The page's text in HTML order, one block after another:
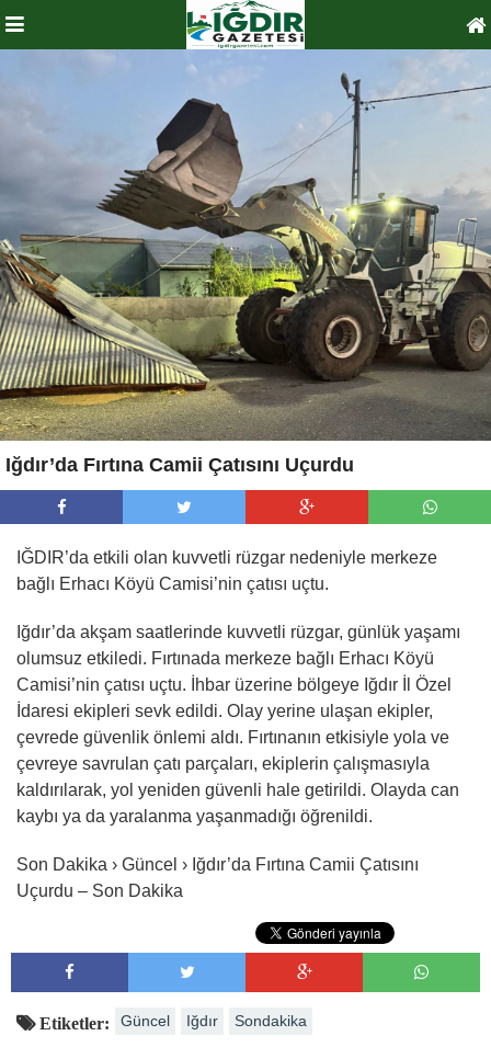
Iğdır’da Fırtına Camii Çatısını Uçurdu
IĞDIR’da etkili olan kuvvetli rüzgar nedeniyle merkeze
bağlı Erhacı Köyü Camisi’nin çatısı uçtu.
Iğdır’da akşam saatlerinde kuvvetli rüzgar, günlük yaşamı
olumsuz etkiledi. Fırtınada merkeze bağlı Erhacı Köyü
Camisi’nin çatısı uçtu. İhbar üzerine bölgeye Iğdır İl Özel
İdaresi ekipleri sevk edildi. Olay yerine ulaşan ekipler,
çevrede güvenlik önlemi aldı. Fırtınanın etkisiyle yola ve
çevreye savrulan çatı parçaları, ekiplerin çalışmasıyla
kaldırılarak, yol yeniden güvenli hale getirildi. Olayda can
kaybı ya da yaralanma yaşanmadığı öğrenildi.
Son Dakika › Güncel › Iğdır’da Fırtına Camii Çatısını
Uçurdu – Son Dakika
Etiketler: Güncel Iğdır Sondakika